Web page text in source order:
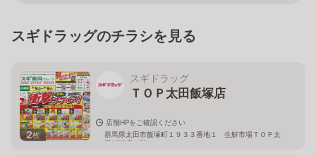
スギドラッグのチラシを見る
2枚
スギドラッグ
ＴＯＰ太田飯塚店
店舗HPをご確認ください
群馬県太田市飯塚町１９３３番地１ 生鮮市場ＴＯＰ太
田飯塚店１階